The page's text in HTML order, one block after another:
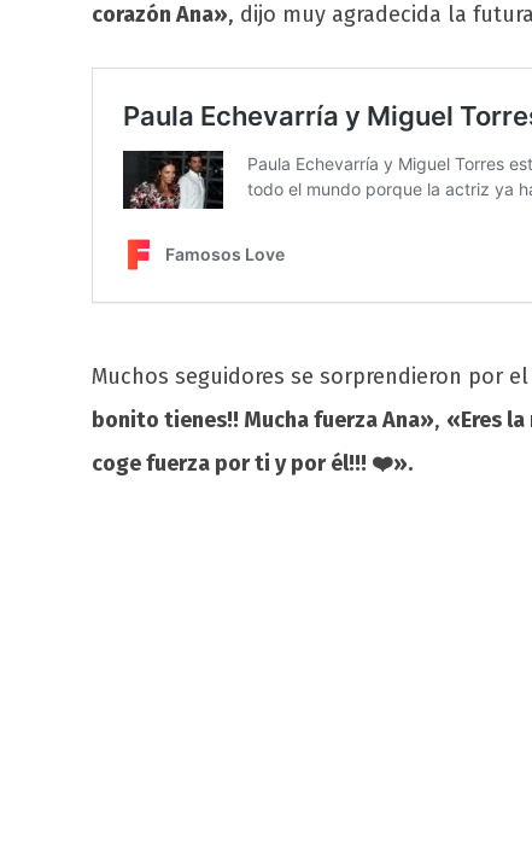
corazón Ana», dijo muy agradecida la
Muchos seguidores se sorprendieron por
bonito tienes!! Mucha fuerza Ana», «Eres
coge fuerza por ti y por él!!! ❤️».